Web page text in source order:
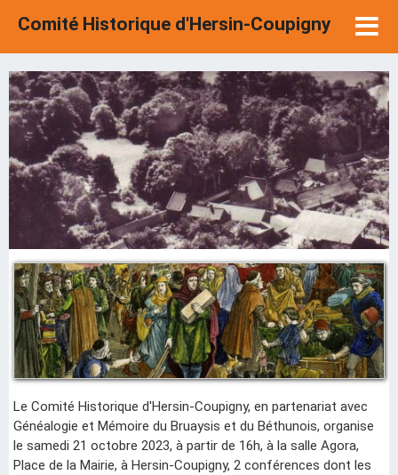
Comité Historique d'Hersin-Coupigny
Le Comité Historique d'Hersin-Coupigny, en partenariat avec
Généalogie et Mémoire du Bruaysis et du Béthunois, organise
le samedi 21 octobre 2023, à partir de 16h, à la salle Agora,
Place de la Mairie, à Hersin-Coupigny, 2 conférences dont les